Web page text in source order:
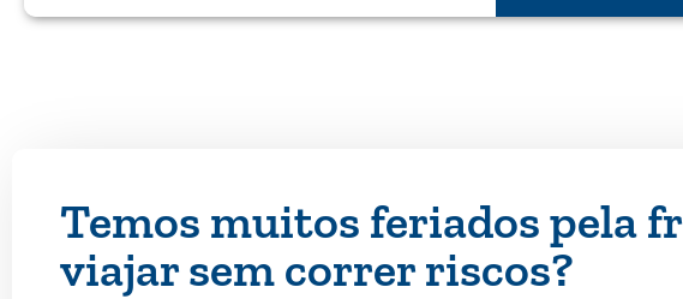
Temos muitos feriados pela
viajar sem correr riscos?